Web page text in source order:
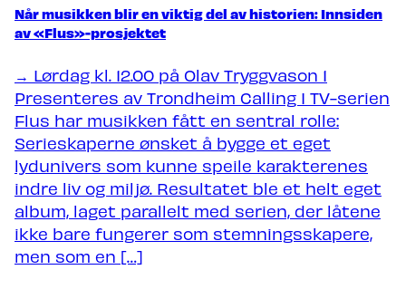
Når musikken blir en viktig del av historien: Innsiden
av «Flus»-prosjektet
→ Lørdag kl. 12.00 på Olav Tryggvason 1
Presenteres av Trondheim Calling I TV-serien
Flus har musikken fått en sentral rolle:
Serieskaperne ønsket å bygge et eget
lydunivers som kunne speile karakterenes
indre liv og miljø. Resultatet ble et helt eget
album, laget parallelt med serien, der låtene
ikke bare fungerer som stemningsskapere,
men som en […]